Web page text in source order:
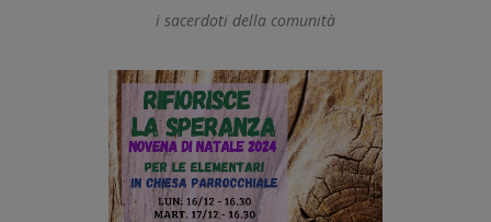
i sacerdoti della comunità